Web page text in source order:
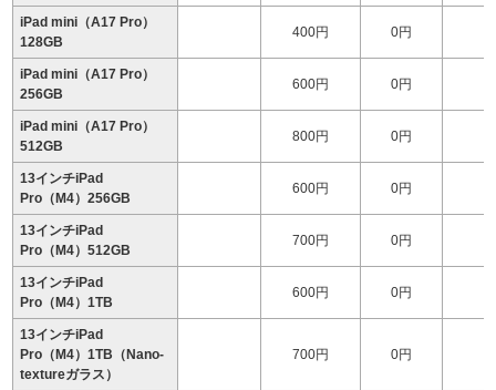
iPad mini（A17 Pro）
128GB
400円 0円
iPad mini（A17 Pro）
256GB
600円 0円
iPad mini（A17 Pro）
512GB
800円 0円
13インチiPad
Pro（M4）256GB
600円 0円
13インチiPad
Pro（M4）512GB
700円 0円
13インチiPad
Pro（M4）1TB
600円 0円
13インチiPad
Pro（M4）1TB（Nano-
textureガラス）
700円 0円